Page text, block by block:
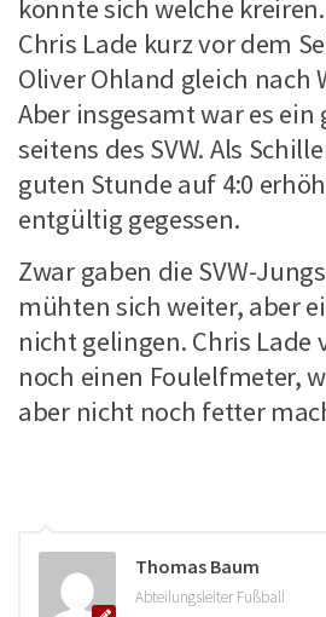
konnte sich welche
Chris Lade kurz vor dem
Oliver Ohland gleich nach
Aber insgesamt war es ein
seitens des SVW. Als
guten Stunde auf 4:0
entgültig gegessen.
Zwar gaben die SVW-
mühten sich weiter, aber
nicht gelingen. Chris Lade
noch einen Foulelfmeter,
aber nicht noch fetter
Thomas Baum
Abteilungsleiter Fußball